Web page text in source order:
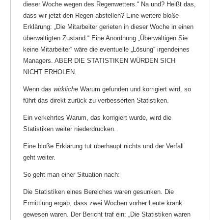
dieser Woche wegen des Regenwetters.“ Na und? Heißt das,
dass wir jetzt den Regen abstellen? Eine weitere bloße
Erklärung: „Die Mitarbeiter gerieten in dieser Woche in einen
überwältigten Zustand.“ Eine Anordnung „Überwältigen Sie
keine Mitarbeiter“ wäre die eventuelle „Lösung“ irgendeines
Managers. ABER DIE STATISTIKEN WÜRDEN SICH
NICHT ERHOLEN.
Wenn das wirkliche Warum gefunden und korrigiert wird, so
führt das direkt zurück zu verbesserten Statistiken.
Ein verkehrtes Warum, das korrigiert wurde, wird die
Statistiken weiter niederdrücken.
Eine bloße Erklärung tut überhaupt nichts und der Verfall
geht weiter.
So geht man einer Situation nach:
Die Statistiken eines Bereiches waren gesunken. Die
Ermittlung ergab, dass zwei Wochen vorher Leute krank
gewesen waren. Der Bericht traf ein: „Die Statistiken waren